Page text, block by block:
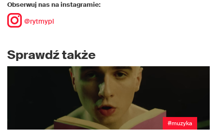
Obserwuj nas na instagramie:
@rytmypl
Sprawdź także
#muzyka